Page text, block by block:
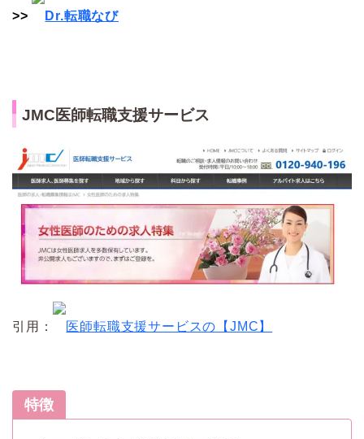
>> Dr.転職なび
JMC医師転職支援サービス
引用： 医師転職支援サービスの【JMC】
特徴